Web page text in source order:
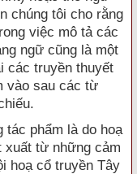
chúng tôi cho rằng
việc mô tả các
ngữ cũng là một
các truyền thuyết
vào sau các từ
tác phẩm là do hoạ
từ những cảm
hoạ cổ truyền Tây